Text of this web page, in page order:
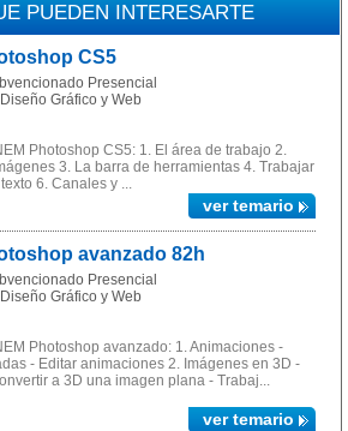
PUEDEN INTERESARTE
CS5
Presencial
Gráfico y Web
Photoshop CS5: 1. El área de trabajo 2.
3. La barra de herramientas 4. Trabajar
6. Canales y ...
ver temario
avanzado 82h
Presencial
Gráfico y Web
Photoshop avanzado: 1. Animaciones -
- Editar animaciones 2. Imágenes en 3D -
a 3D una imagen plana - Trabaj...
ver temario